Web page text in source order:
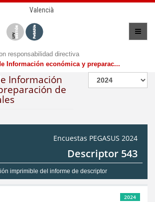
Valencià
responsabilidad directiva
Información económica y preparac...
Información
de
Encuestas PEGASUS 2024
Descriptor 543
imprimible del informe de descriptor
2024